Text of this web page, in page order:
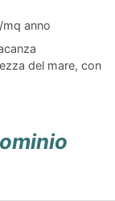
anno
del mare, con